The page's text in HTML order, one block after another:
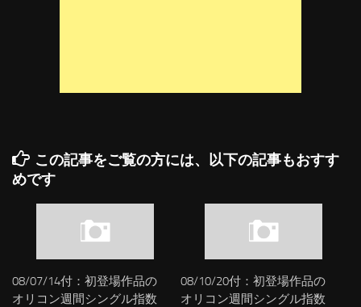
この記事をご覧の方には、以下の記事もおすす
めです
08/07/14付：初登場作品の
オリコン週間シングル指数
08/10/20付：初登場作品の
オリコン週間シングル指数